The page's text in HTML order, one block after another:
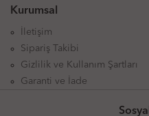
Kurumsal
İletişim
Sipariş Takibi
Gizlilik ve Kullanım Şartları
Garanti ve İade